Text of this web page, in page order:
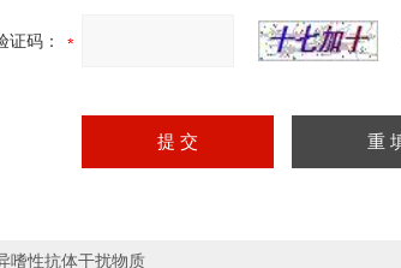
证码：
嗜性抗体干扰物质